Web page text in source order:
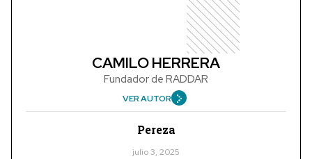
CAMILO HERRERA
Fundador de RADDAR
VER AUTOR
Pereza
julio 3, 2025